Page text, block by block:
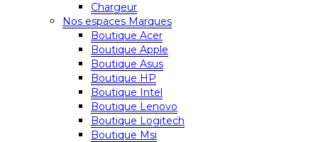
Chargeur
Nos espaces Marques
Boutique Acer
Boutique Apple
Boutique Asus
Boutique HP
Boutique Intel
Boutique Lenovo
Boutique Logitech
Boutique Msi